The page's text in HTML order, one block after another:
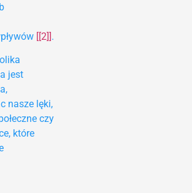
[[2]].
jest
nasze lęki,
czy
które